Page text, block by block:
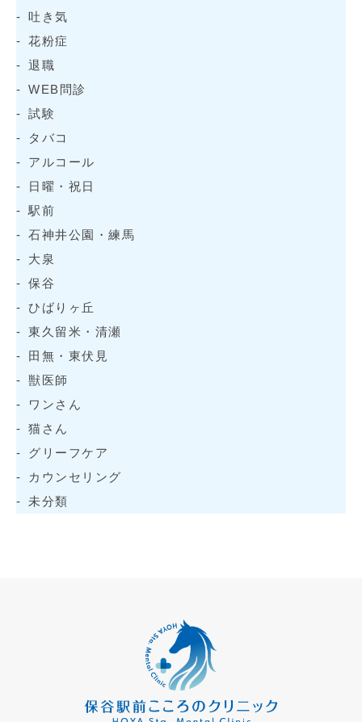
吐き気
花粉症
退職
WEB問診
試験
タバコ
アルコール
日曜・祝日
駅前
石神井公園・練馬
大泉
保谷
ひばりヶ丘
東久留米・清瀬
田無・東伏見
獣医師
ワンさん
猫さん
グリーフケア
カウンセリング
未分類